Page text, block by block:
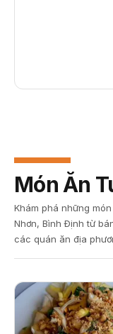
Món Ăn
Khám phá những
Nhơn, Bình Định từ
các quán ăn địa